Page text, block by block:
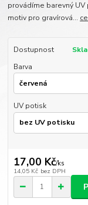
provádíme barevný
motiv pro gravírová...
Dostupnost
Barva
UV potisk
17,00 Kč/ks
14,05 Kč bez DPH